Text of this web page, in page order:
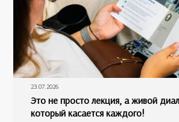
23.07.2026
Это не просто лекция, а живой
который касается каждого!